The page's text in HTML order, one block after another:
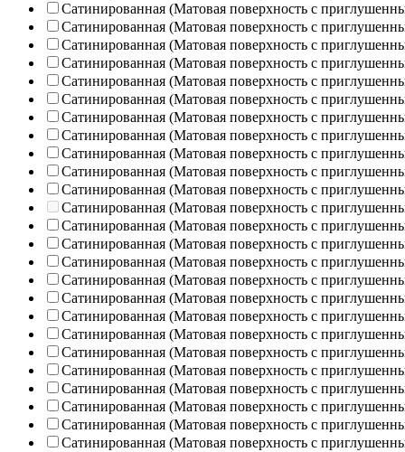
Сатинированная (Матовая поверхность с
Сатинированная (Матовая поверхность с
Сатинированная (Матовая поверхность с
Сатинированная (Матовая поверхность с
Сатинированная (Матовая поверхность с
Сатинированная (Матовая поверхность с
Сатинированная (Матовая поверхность с
Сатинированная (Матовая поверхность с
Сатинированная (Матовая поверхность с
Сатинированная (Матовая поверхность с
Сатинированная (Матовая поверхность с
Сатинированная (Матовая поверхность с
Сатинированная (Матовая поверхность с
Сатинированная (Матовая поверхность с
Сатинированная (Матовая поверхность с
Сатинированная (Матовая поверхность с
Сатинированная (Матовая поверхность с
Сатинированная (Матовая поверхность с
Сатинированная (Матовая поверхность с
Сатинированная (Матовая поверхность с
Сатинированная (Матовая поверхность с
Сатинированная (Матовая поверхность с
Сатинированная (Матовая поверхность с
Сатинированная (Матовая поверхность с
Сатинированная (Матовая поверхность с